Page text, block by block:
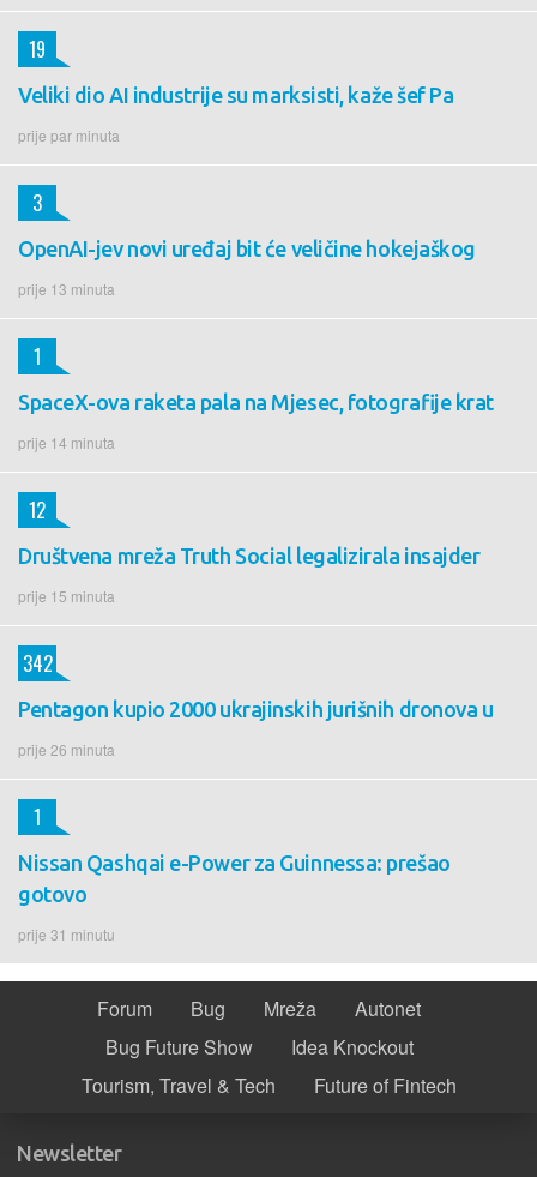
Veliki dio AI industrije su marksisti, kaže šef Pa
prije par minuta
19
OpenAI-jev novi uređaj bit će veličine hokejaškog
prije 13 minuta
3
SpaceX-ova raketa pala na Mjesec, fotografije krat
prije 14 minuta
1
Društvena mreža Truth Social legalizirala insajder
prije 15 minuta
12
Pentagon kupio 2000 ukrajinskih jurišnih dronova u
prije 26 minuta
342
Nissan Qashqai e-Power za Guinnessa: prešao
gotovo
prije 31 minutu
1
Forum Bug Mreža
Autonet
Bug Future Show
Idea Knockout
Tourism, Travel & Tech
Future of Fintech
Newsletter